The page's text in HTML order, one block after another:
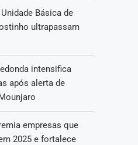
Básica de
ultrapassam
intensifica
após alerta de
empresas que
2025 e fortalece